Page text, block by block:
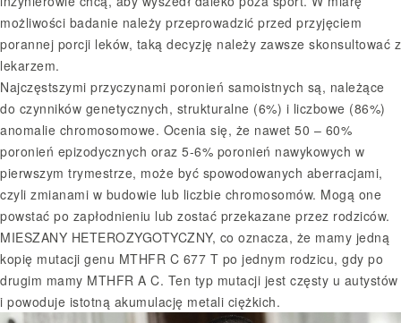
możliwości badanie należy przeprowadzić przed przyjęciem
porannej porcji leków, taką decyzję należy zawsze skonsultować z
lekarzem.
Najczęstszymi przyczynami poronień samoistnych są, należące
do czynników genetycznych, strukturalne (6%) i liczbowe (86%)
anomalie chromosomowe. Ocenia się, że nawet 50 – 60%
poronień epizodycznych oraz 5-6% poronień nawykowych w
pierwszym trymestrze, może być spowodowanych aberracjami,
czyli zmianami w budowie lub liczbie chromosomów. Mogą one
powstać po zapłodnieniu lub zostać przekazane przez rodziców.
MIESZANY HETEROZYGOTYCZNY, co oznacza, że mamy jedną
kopię mutacji genu MTHFR C 677 T po jednym rodzicu, gdy po
drugim mamy MTHFR A C. Ten typ mutacji jest częsty u autystów
i powoduje istotną akumulację metali ciężkich.